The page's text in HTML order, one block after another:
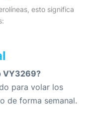
esto significa
VY3269?
para volar los
de forma semanal.